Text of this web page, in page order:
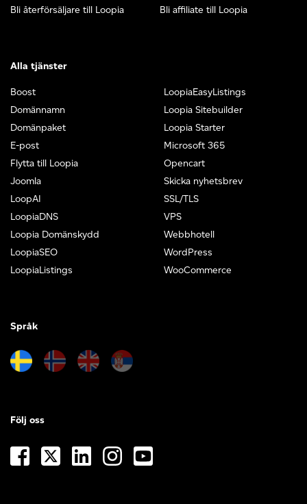
Bli återförsäljare till Loopia Bli affiliate till Loopia
Alla tjänster
Boost
Domännamn
Domänpaket
E-post
Flytta till Loopia
Joomla
LoopAI
LoopiaDNS
Loopia Domänskydd
LoopiaSEO
LoopiaListings
LoopiaEasyListings
Loopia Sitebuilder
Loopia Starter
Microsoft 365
Opencart
Skicka nyhetsbrev
SSL/TLS
VPS
Webbhotell
WordPress
WooCommerce
Språk
Följ oss